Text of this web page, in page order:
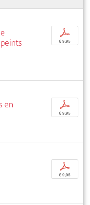
p
€ 9,95
en
p
€ 9,95
p
€ 9,95